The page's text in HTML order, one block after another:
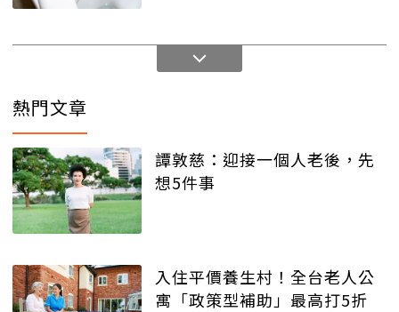
熱門文章
譚敦慈：迎接一個人老後，先
想5件事
入住平價養生村！全台老人公
寓「政策型補助」最高打5折